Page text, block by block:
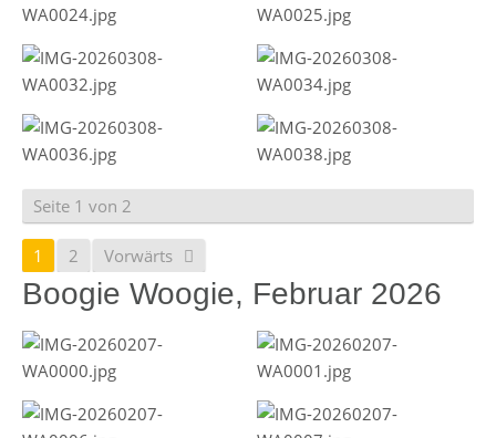
Seite 1 von 2
1 2 Vorwärts
Boogie Woogie, Februar 2026